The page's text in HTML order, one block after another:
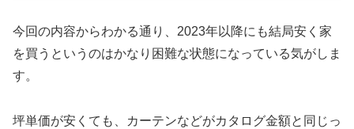
今回の内容からわかる通り、2023年以降にも結局安く家
を買うというのはかなり困難な状態になっている気がしま
す。
坪単価が安くても、カーテンなどがカタログ金額と同じっ